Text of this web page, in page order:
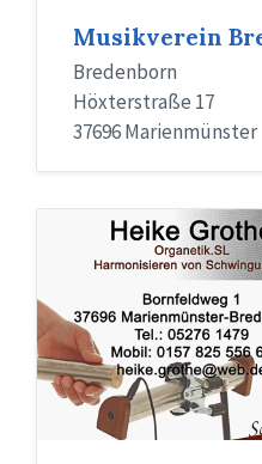
Musikverein
Bredenborn
Höxterstraße 17
37696 Marienmünster